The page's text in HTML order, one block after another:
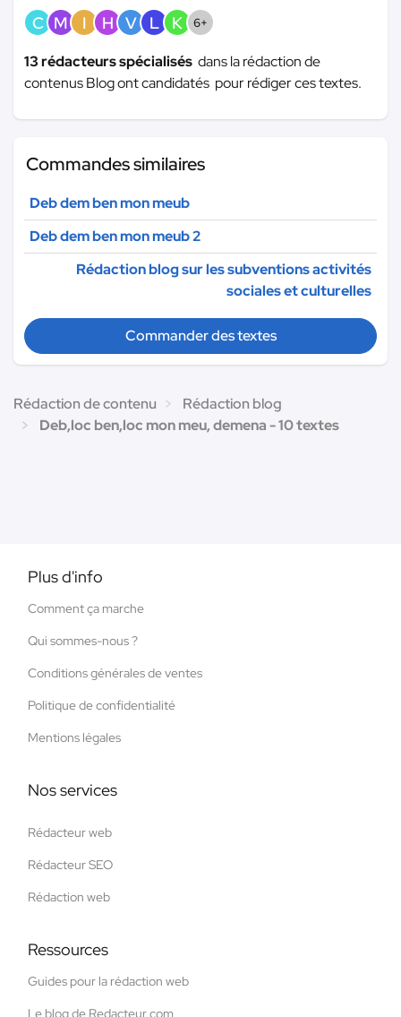
C M I H V L K 6+
13 rédacteurs spécialisés dans la rédaction de
contenus Blog ont candidatés pour rédiger ces textes.
Commandes similaires
Deb dem ben mon meub
Deb dem ben mon meub 2
Rédaction blog sur les subventions activités
sociales et culturelles
Commander des textes
Rédaction de contenu
Rédaction blog
Deb,loc ben,loc mon meu, demena - 10 textes
Plus d'info
Comment ça marche
Qui sommes-nous ?
Conditions générales de ventes
Politique de confidentialité
Mentions légales
Nos services
Rédacteur web
Rédacteur SEO
Rédaction web
Ressources
Guides pour la rédaction web
Le blog de Redacteur.com